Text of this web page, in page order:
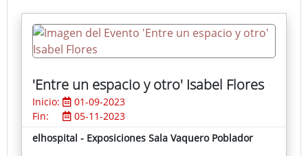
'Entre un espacio y otro' Isabel Flores
Inicio:
01-09-2023
Fin:
05-11-2023
elhospital - Exposiciones Sala Vaquero Poblador